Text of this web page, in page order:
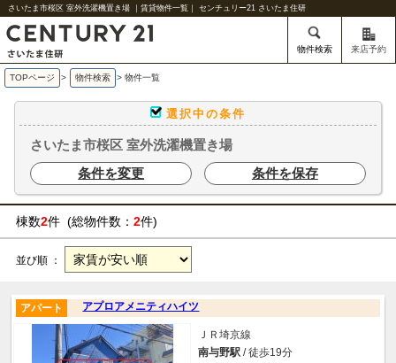
さいたま市桜区 室外洗濯機置き場 ｜賃貸物件一覧｜ センチュリー21 さいたま住研
物件検索 来店予約
TOPページ > 物件検索 > 物件一覧
選択中の条件
さいたま市桜区 室外洗濯機置き場
条件を変更
条件を保存
棟数2件 (総物件数： 2件)
並び順 ：
アプロアメニティハイツ
アパート
ＪＲ埼京線
南与野駅 / 徒歩19分